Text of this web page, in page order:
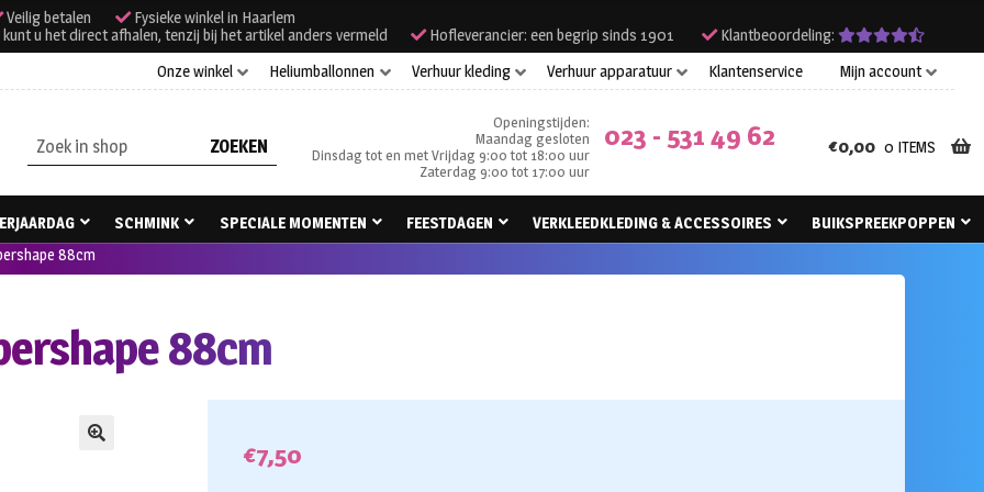
Veilig betalen
Fysieke winkel in Haarlem
u het direct afhalen, tenzij bij het artikel anders vermeld
Hofleverancier: een begrip sinds 1901
Klantbeoordeling:
Onze winkel
Heliumballonnen Verhuur kleding Verhuur apparatuur Klantenservice Mijn account
Zoeken
naar:
Openingstijden:
Maandag gesloten
Dinsdag tot en met Vrijdag 9:00 tot 18:00 uur
Zaterdag 9:00 tot 17:00 uur
023 - 531 49 62 €0,00 0 ITEMS
SCHMINK SPECIALE MOMENTEN FEESTDAGEN VERKLEEDKLEDING & ACCESSOIRES
BUIKSPREEKPOPPEN
88cm
88cm
€7,50